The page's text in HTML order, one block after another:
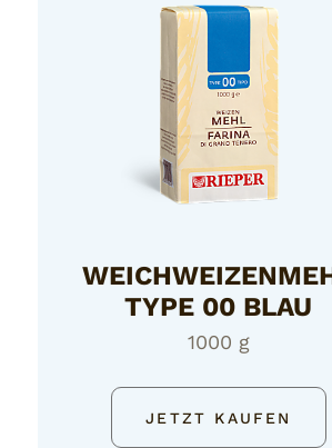
TYPE 00 BLAU
1000 g
JETZT KAUFEN